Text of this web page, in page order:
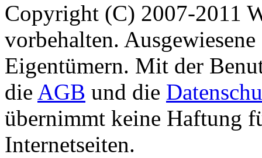
Copyright (C) 2007-2011
vorbehalten.
Eigentümern. Mit der
die AGB und die
übernimmt keine Haftung
Internetseiten.